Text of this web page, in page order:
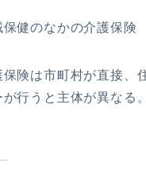
保健のなかの介護保険
保険は市町村が直接、
が行うと主体が異なる。